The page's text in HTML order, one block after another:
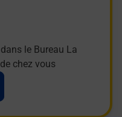
le Bureau La
chez vous